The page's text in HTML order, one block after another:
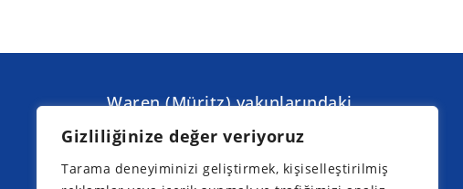
Gizliliğinize değer veriyoruz
Tarama deneyiminizi geliştirmek, kişiselleştirilmiş
Waren (Müritz) yakınlarındaki
bir sonraki bilgilendirme günleri: